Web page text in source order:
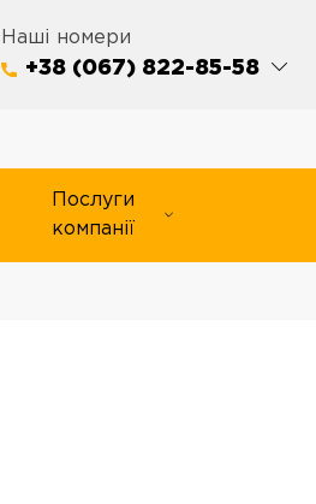
Наші номери
+38 (067) 822-85-58
Послуги
компанії